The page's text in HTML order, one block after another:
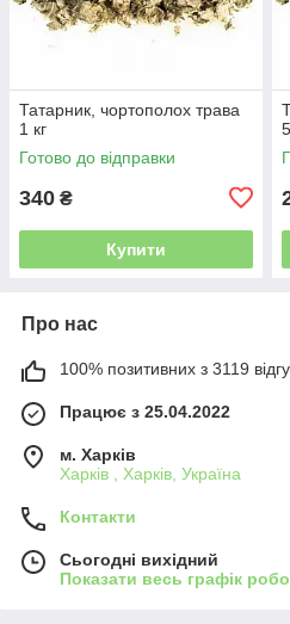
Татарник, чортополох трава
1 кг
Готово до відправки
340 ₴
Купити
Про нас
100% позитивних з 3119
Працює з 25.04.2022
м. Харків
Харків , Харків, Україна
Контакти
Сьогодні вихідний
Показати весь графік